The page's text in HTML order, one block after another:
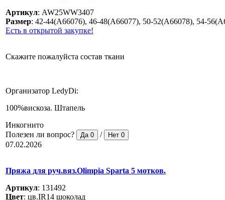
Артикул: AW25WW3407
Размер: 42-44(A66076), 46-48(A66077), 50-52(A66078), 54-
Есть в открытой закупке!
Скажите пожалуйста состав ткани
Организатор LedyDi:
100%вискоза. Штапель
Инкогнито
Полезен ли вопрос?
Да 0 / Нет 0
07.02.2026
Пряжа для руч.вяз.Olimpia Sparta 5 мотков.
Артикул: 131492
Цвет: цв.IR14 шоколад